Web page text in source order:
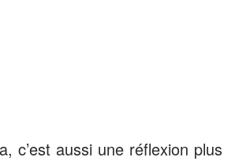
c’est aussi une réflexion plus